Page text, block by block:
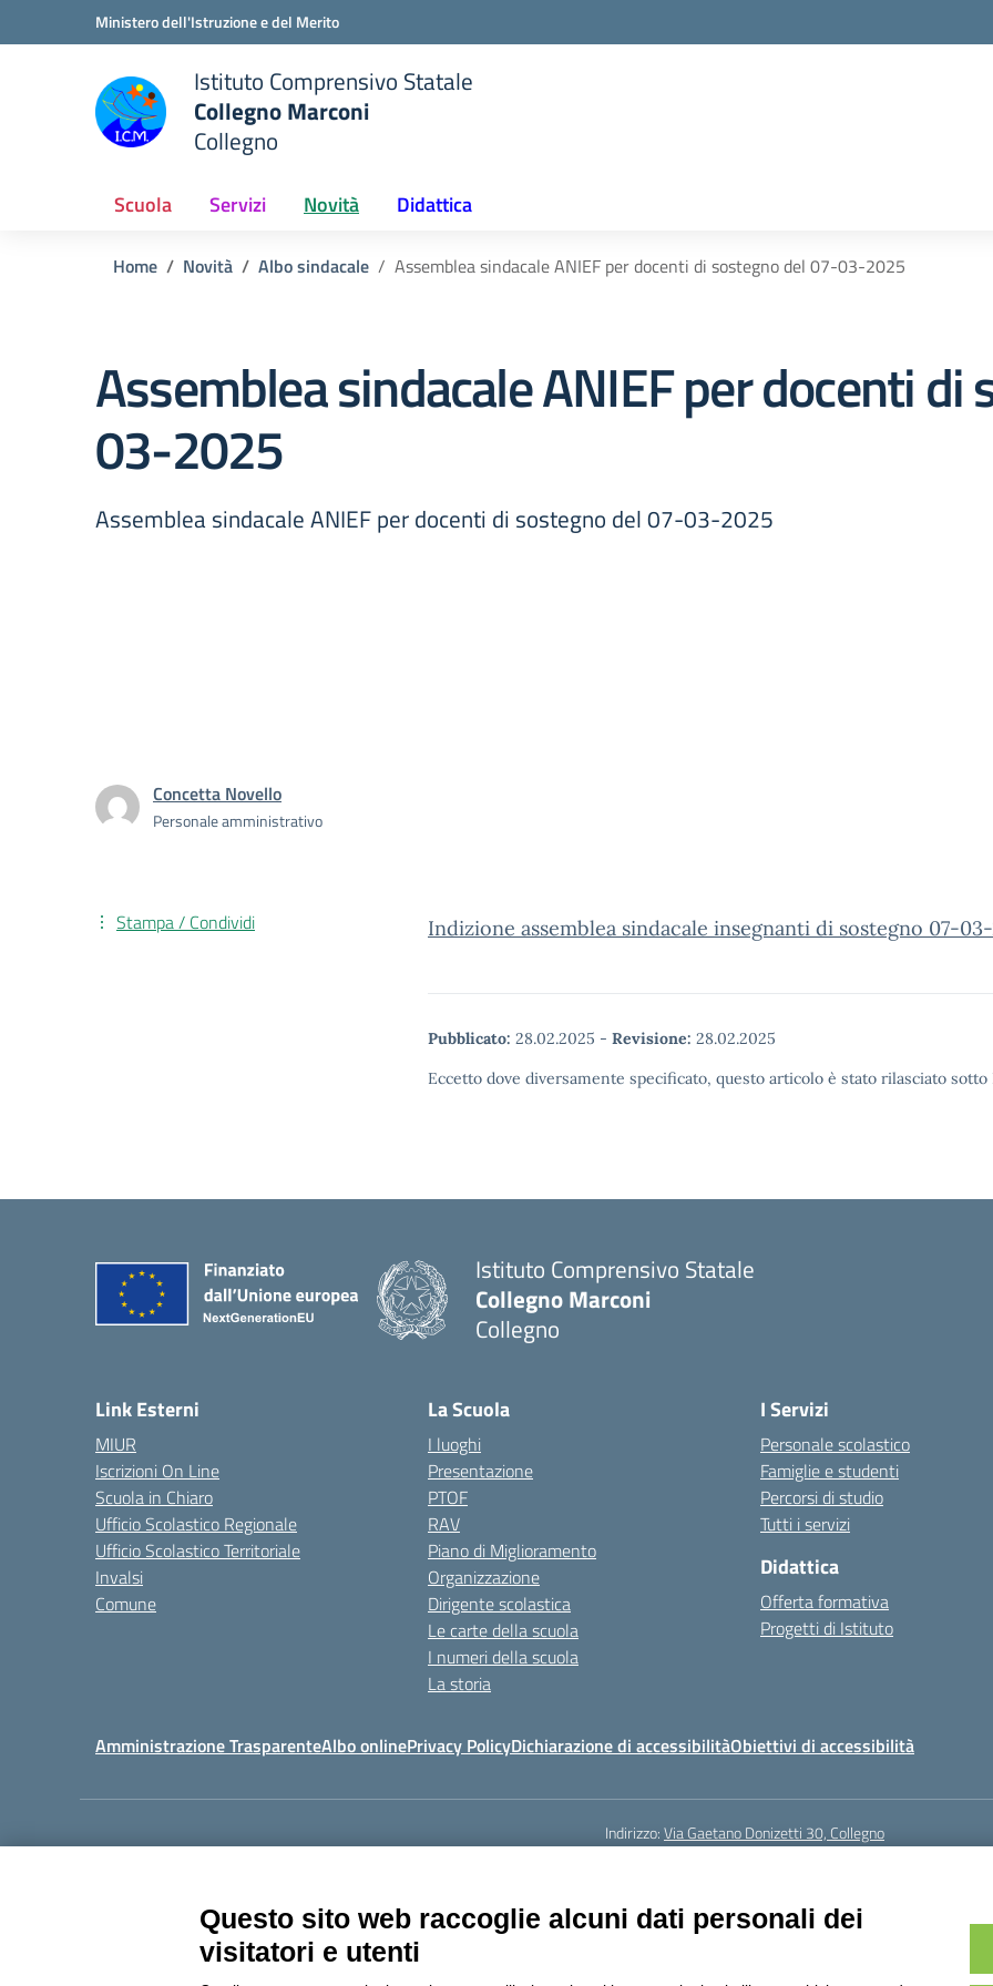
Vai ai contenuti
Vai al menu di navigazioneMinistero dell'Istruzione e del Merito
Istituto Comprensivo Statale
Collegno Marconi
Collegno
Scuola Servizi Novità Didattica
Home Novità Albo sindacale Assemblea sindacale ANIEF per docenti di sostegno del 07-03-2025
Assemblea sindacale ANIEF per docenti
03-2025
Assemblea sindacale ANIEF per docenti di sostegno del 07-03-2025
Concetta Novello
Personale amministrativo
Indizione assemblea sindacale insegnanti di sostegno 07-
Pubblicato: 28.02.2025 - Revisione: 28.02.2025
Eccetto dove diversamente specificato, questo articolo è stato rilasciato
Stampa / Condividi
Istituto Comprensivo Statale
Collegno Marconi
Collegno
Link Esterni
MIUR
Iscrizioni On Line
Scuola in Chiaro
Ufficio Scolastico Regionale
Ufficio Scolastico Territoriale
Invalsi
Comune
La Scuola
I luoghi
Presentazione
PTOF
RAV
Piano di Miglioramento
Organizzazione
Dirigente scolastica
Le carte della scuola
I numeri della scuola
La storia
I Servizi
Personale scolastico
Famiglie e studenti
Percorsi di studio
Tutti i servizi
Didattica
Offerta formativa
Progetti di Istituto
Amministrazione TrasparenteAlbo onlinePrivacy PolicyDichiarazione di accessibilitàObiettivi di accessibilità
Indirizzo:Via Gaetano Donizetti 30, Collegno
Codice meccanografico:toic8cg002
Questo sito web raccoglie alcuni dati personali dei
visitatori e utenti